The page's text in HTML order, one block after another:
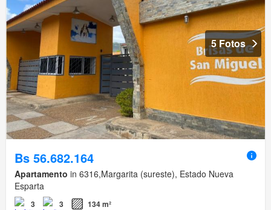
5 Fotos
Bs 56.682.164
Apartamento in 6316,Margarita (sureste), Estado Nueva
Esparta
3 3 134 m²